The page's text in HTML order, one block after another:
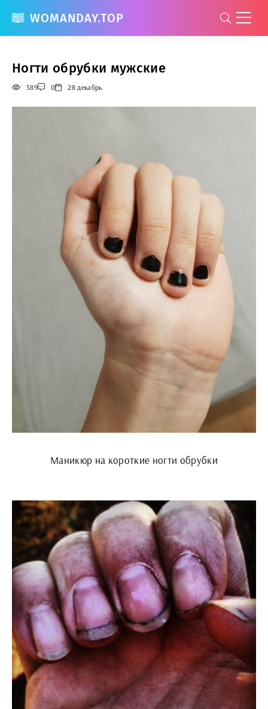
WOMANDAY.TOP
Ногти обрубки мужские
589 0 28 декабрь
Маникюр на короткие ногти обрубки